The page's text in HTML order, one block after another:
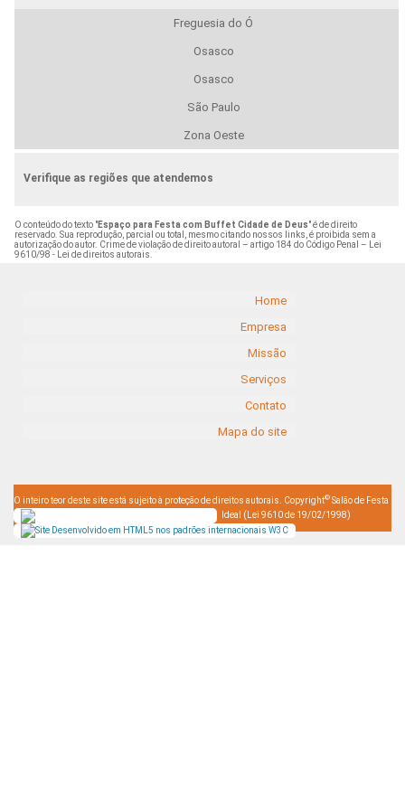
Freguesia do Ó
Osasco
Osasco
São Paulo
Zona Oeste
Verifique as regiões que atendemos
O conteúdo do texto "Espaço para Festa com Buffet Cidade de Deus" é de direito
reservado. Sua reprodução, parcial ou total, mesmo citando nossos links, é proibida sem a
autorização do autor. Crime de violação de direito autoral – artigo 184 do Código Penal –
Lei
9610/98 - Lei de direitos autorais
Home
Empresa
Missão
Serviços
Contato
Mapa do site
O inteiro teor deste site está sujeito à proteção de direitos autorais. Copyright© Salão de Festa
Ideal (Lei 9610 de 19/02/1998)